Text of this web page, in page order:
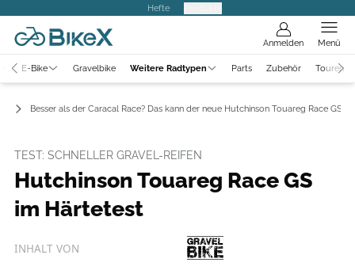
Hefte
Anmelden Menü
E-Bike Gravelbike Weitere Radtypen Parts Zubehör Touren
Besser als der Caracal Race? Das kann der neue Hutchinson Touareg Race GS
TEST: SCHNELLER GRAVEL-REIFEN
Hutchinson Touareg Race GS
im Härtetest
INHALT VON